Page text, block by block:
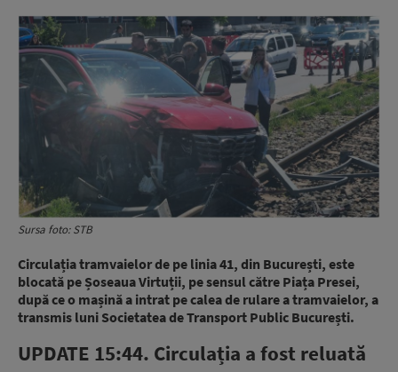
Sursa foto: STB
Circulația tramvaielor de pe linia 41, din București, este
blocată pe Șoseaua Virtuții, pe sensul către Piața Presei,
după ce o mașină a intrat pe calea de rulare a tramvaielor, a
transmis luni Societatea de Transport Public București.
UPDATE 15:44. Circulația a fost reluată